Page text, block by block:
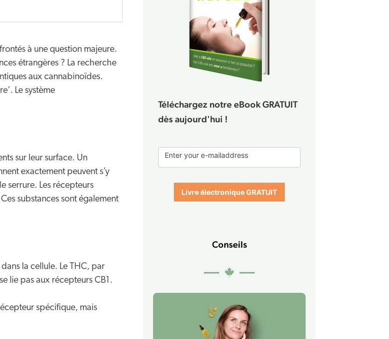
à une question majeure.
étrangères ? La recherche
aux cannabinoïdes.
Le système
sur leur surface. Un
exactement peuvent s’y
serrure. Les récepteurs
substances sont également
la cellule. Le THC, par
lie pas aux récepteurs CB1.
spécifique, mais
Téléchargez notre eBook GRATUIT
dès aujourd'hui !
book
form
Enter your e-mailaddress
Livre électronique GRATUIT
Conseils